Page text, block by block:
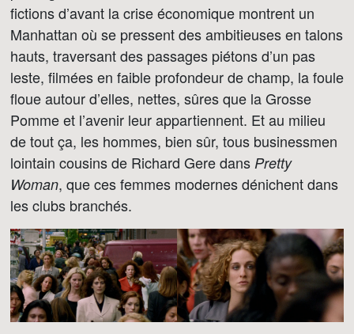
fictions d’avant la crise économique montrent un
Manhattan où se pressent des ambitieuses en talons
hauts, traversant des passages piétons d’un pas
leste, filmées en faible profondeur de champ, la foule
floue autour d’elles, nettes, sûres que la Grosse
Pomme et l’avenir leur appartiennent. Et au milieu
de tout ça, les hommes, bien sûr, tous businessmen
lointain cousins de Richard Gere dans Pretty
Woman, que ces femmes modernes dénichent dans
les clubs branchés.